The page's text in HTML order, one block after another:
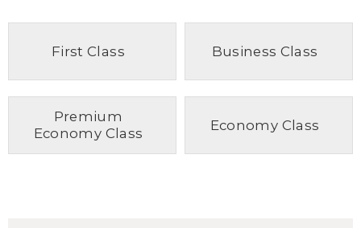
First Class Business Class
Premium
Economy Class
Economy Class